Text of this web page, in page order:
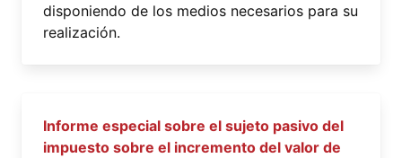
disponiendo de los medios necesarios para su
realización.
Informe especial sobre el sujeto pasivo del
impuesto sobre el incremento del valor de